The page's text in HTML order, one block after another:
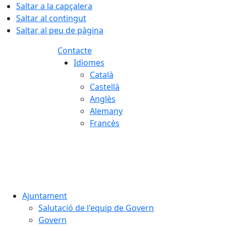
Saltar a la capçalera
Saltar al contingut
Saltar al peu de pàgina
Contacte
Idiomes
Català
Castellà
Anglès
Alemany
Francès
Ajuntament
Salutació de l'equip de Govern
Govern